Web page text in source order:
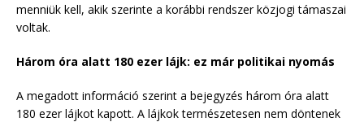
menniük kell, akik szerinte a korábbi rendszer közjogi támaszai
voltak.
Három óra alatt 180 ezer lájk: ez már politikai nyomás
A megadott információ szerint a bejegyzés három óra alatt
180 ezer lájkot kapott. A lájkok természetesen nem döntenek